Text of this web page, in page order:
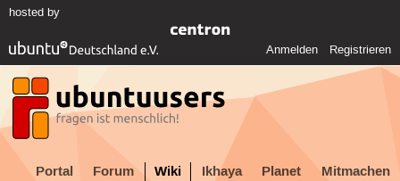
hosted by
Anmelden Registrieren
Portal Forum Wiki Ikhaya Planet Mitmachen